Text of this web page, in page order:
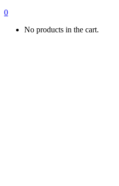
0
No products in the cart.